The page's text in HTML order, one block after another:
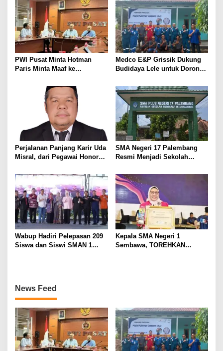
p
o
s
PWI Pusat Minta Hotman
Paris Minta Maaf ke
Pers Harus Dihormati
Medco E&P Grissik Dukung
Budidaya Lele untuk Dorong
Masyarakat
Perjalanan Panjang Karir Uda
Misral, dari Pegawai Honorer
Karir Jabatan Struktural
Eselon III
SMA Negeri 17 Palembang
Resmi Menjadi Sekolah
Wabup Hadiri Pelepasan 209
Siswa dan Siswi SMAN 1
Kepala SMA Negeri 1
Sembawa, TOREHKAN
News Feed